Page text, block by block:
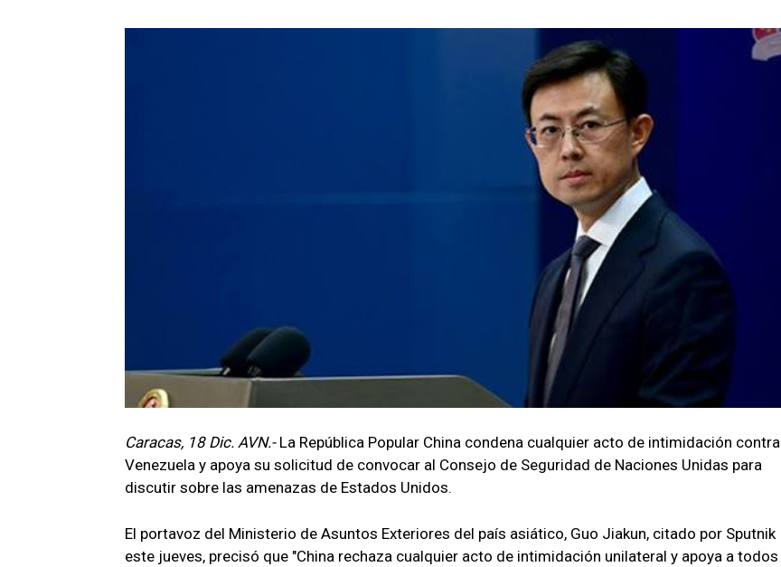
Caracas, 18 Dic. AVN.- La República Popular China condena cualquier acto de intimidación contra
Venezuela y apoya su solicitud de convocar al Consejo de Seguridad de Naciones Unidas para
discutir sobre las amenazas de Estados Unidos.
El portavoz del Ministerio de Asuntos Exteriores del país asiático, Guo Jiakun, citado por Sputnik
este jueves, precisó que "China rechaza cualquier acto de intimidación unilateral y apoya a todos